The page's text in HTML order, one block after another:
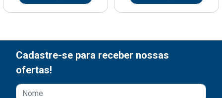
Cadastre-se para receber nossas
ofertas!